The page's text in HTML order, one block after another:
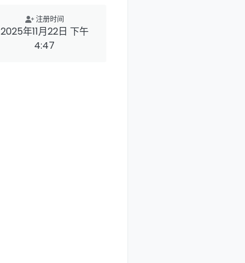
注册时间
2025年11月22日 下午
4:47